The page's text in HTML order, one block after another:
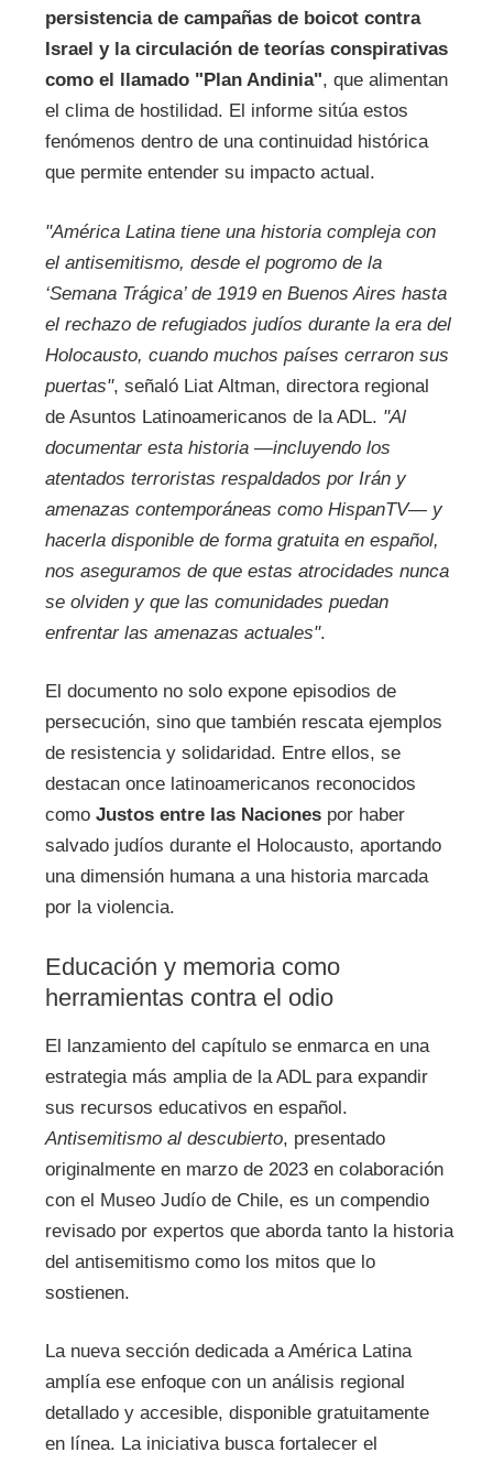
persistencia de campañas de boicot contra
Israel y la circulación de teorías conspirativas
como el llamado "Plan Andinia", que alimentan
el clima de hostilidad. El informe sitúa estos
fenómenos dentro de una continuidad histórica
que permite entender su impacto actual.
"América Latina tiene una historia compleja con
el antisemitismo, desde el pogromo de la
‘Semana Trágica’ de 1919 en Buenos Aires hasta
el rechazo de refugiados judíos durante la era del
Holocausto, cuando muchos países cerraron sus
puertas", señaló Liat Altman, directora regional
de Asuntos Latinoamericanos de la ADL. "Al
documentar esta historia —incluyendo los
atentados terroristas respaldados por Irán y
amenazas contemporáneas como HispanTV— y
hacerla disponible de forma gratuita en español,
nos aseguramos de que estas atrocidades nunca
se olviden y que las comunidades puedan
enfrentar las amenazas actuales".
El documento no solo expone episodios de
persecución, sino que también rescata ejemplos
de resistencia y solidaridad. Entre ellos, se
destacan once latinoamericanos reconocidos
como Justos entre las Nacionespor haber
salvado judíos durante el Holocausto, aportando
una dimensión humana a una historia marcada
por la violencia.
Educación y memoria como
herramientas contra el odio
El lanzamiento del capítulo se enmarca en una
estrategia más amplia de la ADL para expandir
sus recursos educativos en español.
Antisemitismo al descubierto, presentado
originalmente en marzo de 2023 en colaboración
con el Museo Judío de Chile, es un compendio
revisado por expertos que aborda tanto la historia
del antisemitismo como los mitos que lo
sostienen.
La nueva sección dedicada a América Latina
amplía ese enfoque con un análisis regional
detallado y accesible, disponible gratuitamente
en línea. La iniciativa busca fortalecer el